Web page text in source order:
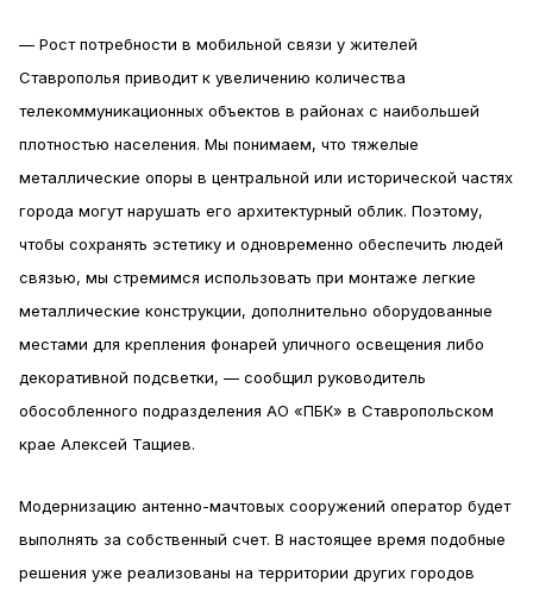
— Рост потребности в мобильной связи у жителей
Ставрополья приводит к увеличению количества
телекоммуникационных объектов в районах с наибольшей
плотностью населения. Мы понимаем, что тяжелые
металлические опоры в центральной или исторической частях
города могут нарушать его архитектурный облик. Поэтому,
чтобы сохранять эстетику и одновременно обеспечить людей
связью, мы стремимся использовать при монтаже легкие
металлические конструкции, дополнительно оборудованные
местами для крепления фонарей уличного освещения либо
декоративной подсветки, — сообщил руководитель
обособленного подразделения АО «ПБК» в Ставропольском
крае Алексей Тащиев.
Модернизацию антенно-мачтовых сооружений оператор будет
выполнять за собственный счет. В настоящее время подобные
решения уже реализованы на территории других городов